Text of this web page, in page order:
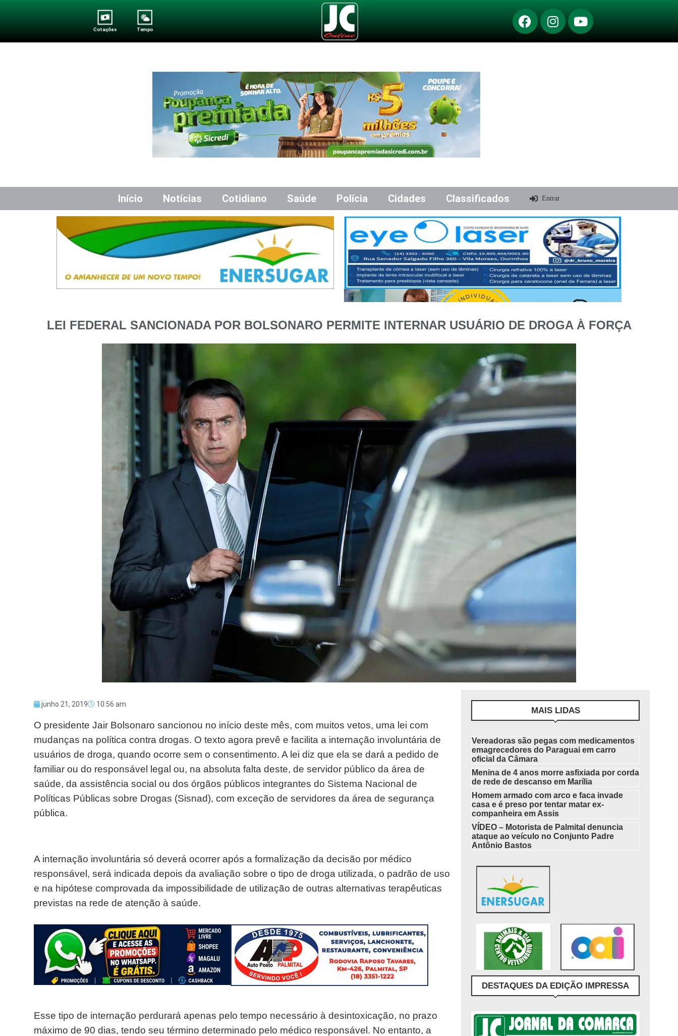
Cotações Tempo
Início Notícias Cotidiano Saúde Polícia Cidades Classificados Entrar
LEI FEDERAL SANCIONADA POR BOLSONARO PERMITE INTERNAR USUÁRIO DE DROGA À FORÇA
junho 21, 2019 10:56 am
O presidente Jair Bolsonaro sancionou no início deste mês, com muitos vetos, uma lei com
mudanças na política contra drogas. O texto agora prevê e facilita a internação involuntária de
usuários de droga, quando ocorre sem o consentimento. A lei diz que ela se dará a pedido de
familiar ou do responsável legal ou, na absoluta falta deste, de servidor público da área de
saúde, da assistência social ou dos órgãos públicos integrantes do Sistema Nacional de
Políticas Públicas sobre Drogas (Sisnad), com exceção de servidores da área de segurança
pública.
A internação involuntária só deverá ocorrer após a formalização da decisão por médico
responsável, será indicada depois da avaliação sobre o tipo de droga utilizada, o padrão de uso
e na hipótese comprovada da impossibilidade de utilização de outras alternativas terapêuticas
previstas na rede de atenção à saúde.
Esse tipo de internação perdurará apenas pelo tempo necessário à desintoxicação, no prazo
máximo de 90 dias, tendo seu término determinado pelo médico responsável. No entanto, a
MAIS LIDAS
Vereadoras são pegas com medicamentos
emagrecedores do Paraguai em carro
oficial da Câmara
Menina de 4 anos morre asfixiada por corda
de rede de descanso em Marília
Homem armado com arco e faca invade
casa e é preso por tentar matar ex-
companheira em Assis
VÍDEO – Motorista de Palmital denuncia
ataque ao veículo no Conjunto Padre
Antônio Bastos
DESTAQUES DA EDIÇÃO IMPRESSA